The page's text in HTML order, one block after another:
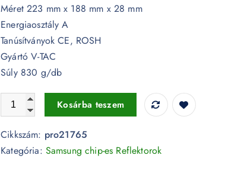
Méret 223 mm x 188 mm x 28 mm
Energiaosztály A
Tanúsítványok CE, ROSH
Gyártó V-TAC
Súly 830 g/db
50W LED reflektor Samsung chip 115lm/W szürke 6500K
Kosárba teszem
Cikkszám: pro21765
Kategória: Samsung chip-es Reflektorok